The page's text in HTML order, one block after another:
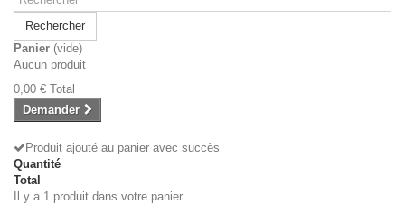
Rechercher
Panier (vide)
Aucun produit
0,00 € Total
Demander
Produit ajouté au panier avec succès
Quantité
Total
Il y a 1 produit dans votre panier.